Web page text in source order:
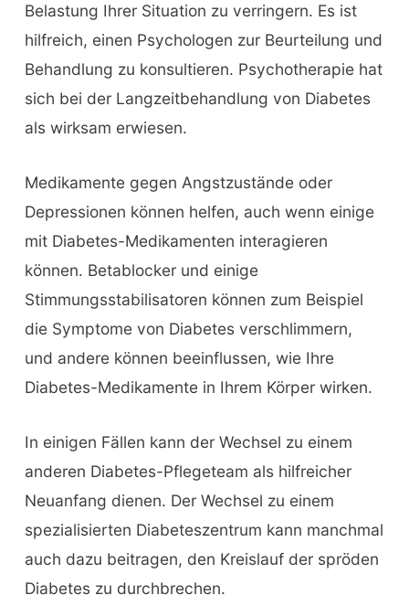
Belastung Ihrer Situation zu verringern. Es ist
hilfreich, einen Psychologen zur Beurteilung und
Behandlung zu konsultieren. Psychotherapie hat
sich bei der Langzeitbehandlung von Diabetes
als wirksam erwiesen.
Medikamente gegen Angstzustände oder
Depressionen können helfen, auch wenn einige
mit Diabetes-Medikamenten interagieren
können. Betablocker und einige
Stimmungsstabilisatoren können zum Beispiel
die Symptome von Diabetes verschlimmern,
und andere können beeinflussen, wie Ihre
Diabetes-Medikamente in Ihrem Körper wirken.
In einigen Fällen kann der Wechsel zu einem
anderen Diabetes-Pflegeteam als hilfreicher
Neuanfang dienen. Der Wechsel zu einem
spezialisierten Diabeteszentrum kann manchmal
auch dazu beitragen, den Kreislauf der spröden
Diabetes zu durchbrechen.